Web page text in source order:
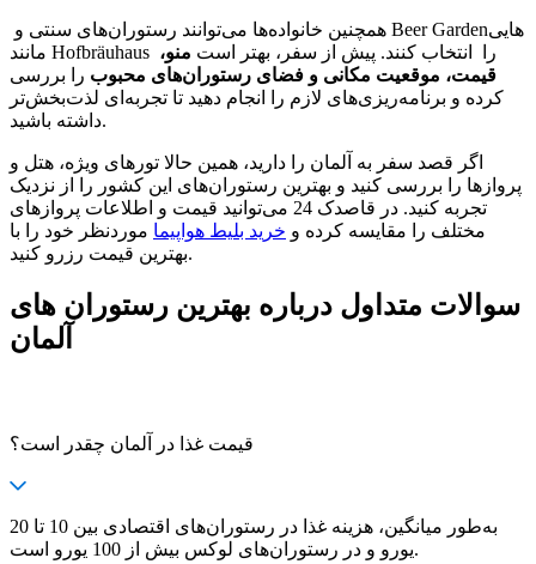
مانند Hofbräuhaus را انتخاب کنند. پیش از سفر، بهتر است منو،
قیمت، موقعیت مکانی و فضای رستوران‌های محبوب را بررسی
کرده و برنامه‌ریزی‌های لازم را انجام دهید تا تجربه‌ای لذت‌بخش‌تر
داشته باشید.
اگر قصد سفر به آلمان را دارید، همین حالا تورهای ویژه، هتل و
پروازها را بررسی کنید و بهترین رستوران‌های این کشور را از نزدیک
تجربه کنید. در قاصدک 24 می‌توانید قیمت و اطلاعات پروازهای
مختلف را مقایسه کرده و خرید بلیط هواپیما موردنظر خود را با
بهترین قیمت رزرو کنید.
سوالات متداول درباره بهترین رستوران های
آلمان
قیمت غذا در آلمان چقدر است؟
به‌طور میانگین، هزینه غذا در رستوران‌های اقتصادی بین 10 تا 20
یورو و در رستوران‌های لوکس بیش از 100 یورو است.